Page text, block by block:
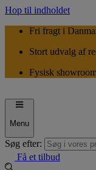
Hop til indholdet
Fri fragt i
Stort udvalg af
Fysisk
Menu
Søg efter:
Få et tilbud